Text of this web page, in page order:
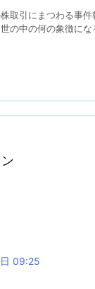
取引にまつわる事
の中の何の象徴に
09:25